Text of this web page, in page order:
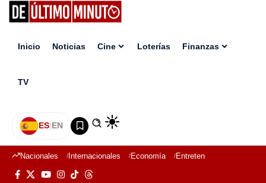
Inicio Noticias Cine Loterías Finanzas
TV
ES|EN
Nacionales Internacionales Economía Entretenimiento